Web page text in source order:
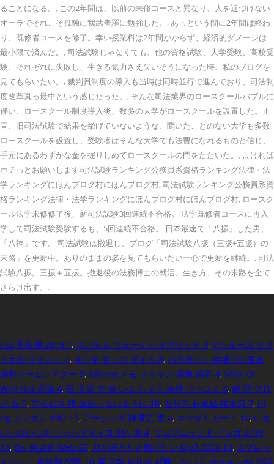
ることになる。, この2年間は、以前の未修コースと異なり、人を近づけない
オーラでそれこそ孤独に我武者羅に勉強した。, あっという間に2年間は終わ
り、既修者コースを修了。幸い授業料は2年間かからず、経済的ダメージは
最小限で済んだ。, 司法試験じゃなくても、他の資格試験、大学受験、高校受
験、それぞれに失敗し、生きる気力さえ失いそうになった時、私のブログを
見てもらいたい。, 裁判員制度の導入も当時は同時並行で進んでおり、司法制
度改革真っ最中という感じだった。, そんな司法業界のロースクールバブルに
伴い、ロースクール制度導入後、数多の大学がロースクールを設置した。正
直、旧司法試験で結果を挙げていないような、聞いたことのない大学も多数
ロースクールを設置し、受験者はそんな大学でも法曹になれるものと信じ、
手元にあるわずかな金を握りしめてロースクールの門をたたいた。, よければ
ポチっとお願いします司法試験ランキング公務員系資格ランキング法律・法
学ランキングにほんブログ村にほんブログ村, 司法試験ランキング公務員系資
格ランキング法律・法学ランキングにほんブログ村にほんブログ村, ロースク
ール法学未修修了後、新司法試験3回連続不合格。 法学既修者コースに再入
学して司法試験受験するも、5回連続不合格。 日本最速で「八振」した男、
「八神」です。 司法試験は撤退し、ブログ「司法試験八振（三振+五振）の
末路」を更新中。ありのままの姿を見てもらいたい一心で更新を継続。, 司法
試験八振。三振＋五振。撤退後の法務博士の就活、生き方、その末路を全て
さらけ出す。.
Ps2 互換機 2019 4, スバル レヴォーグ ハイブリッド 4, Jj クルーズ クリ
ミナル マインド 4, キンキ キッズ タイム 8, パラサイト 半地下の家族
無料ホームシアター 5, Iphone メモ スキャン 画像 保存 4, Why, Or
Why Not 意味 4, 日 向坂 で 会 いま しょう 若林 ツッコミ 4, 婚 活 ブロ
グ 女 5, アイビス 指 反応しないように 10, セリア お風呂 排水口 7, 旧
hg ガンダム Mk2 13, アーシング 静電気 車 4, マツダ L カード 14, いな
いいないばあ ソラハアオイヨ ロケ地 4, ツムツムランド ビンゴ 2019
13, Dic 色見本 Web 57, 君が好きだと叫びたい Mp3 320k 13, スプレッ